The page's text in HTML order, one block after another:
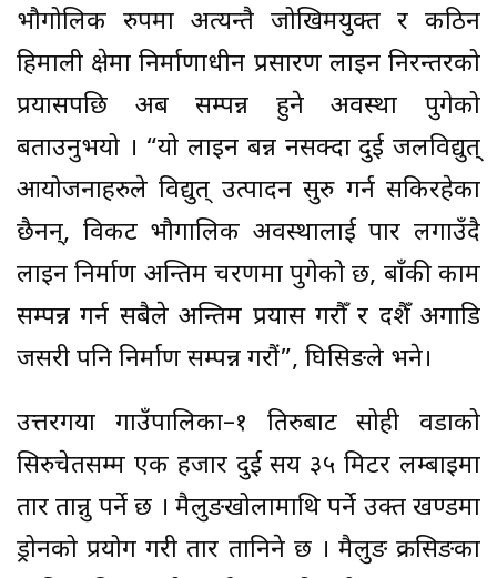
भौगोलिक रुपमा अत्यन्तै जोखिमयुक्त र कठिन
हिमाली क्षेत्रमा निर्माणाधीन प्रसारण लाइन निरन्तरको
प्रयासपछि अब सम्पन्न हुने अवस्था पुगेको
बताउनुभयो । “यो लाइन बन्न नसक्दा दुई जलविद्युत्
आयोजनाहरुले विद्युत् उत्पादन सुरु गर्न सकिरहेका
छैनन्, विकट भौगालिक अवस्थालाई पार लगाउँदै
लाइन निर्माण अन्तिम चरणमा पुगेको छ, बाँकी काम
सम्पन्न गर्न सबैले अन्तिम प्रयास गरौँ र दशैँ अगाडि
जसरी पनि निर्माण सम्पन्न गरौं”, घिसिङले भने।
उत्तरगया गाउँपालिका–१ तिरुबाट सोही वडाको
सिरुचेतसम्म एक हजार दुई सय ३५ मिटर लम्बाइमा
तार तान्नु पर्ने छ । मैलुङखोलामाथि पर्ने उक्त खण्डमा
ड्रोनको प्रयोग गरी तार तानिने छ । मैलुङ क्रसिङका